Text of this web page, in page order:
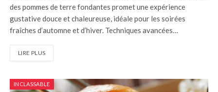
des pommes de terre fondantes promet une expérience
gustative douce et chaleureuse, idéale pour les soirées
fraîches d’automne et d’hiver. Techniques avancées…
LIRE PLUS
INCLASSABLE